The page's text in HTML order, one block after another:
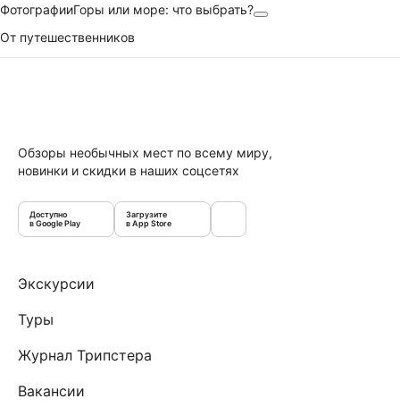
ФотографииГоры или море: что выбрать?
От путешественников
Обзоры необычных мест по всему миру,
новинки и скидки в наших соцсетях
Доступно
в Google Play
Загрузите
в App Store
Экскурсии
Туры
Журнал Трипстера
Вакансии